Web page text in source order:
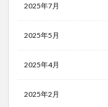
2025年7月
2025年5月
2025年4月
2025年2月